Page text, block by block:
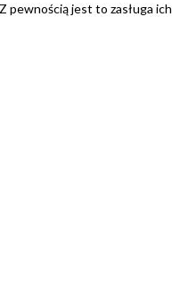
pewnością jest to zasługa ich